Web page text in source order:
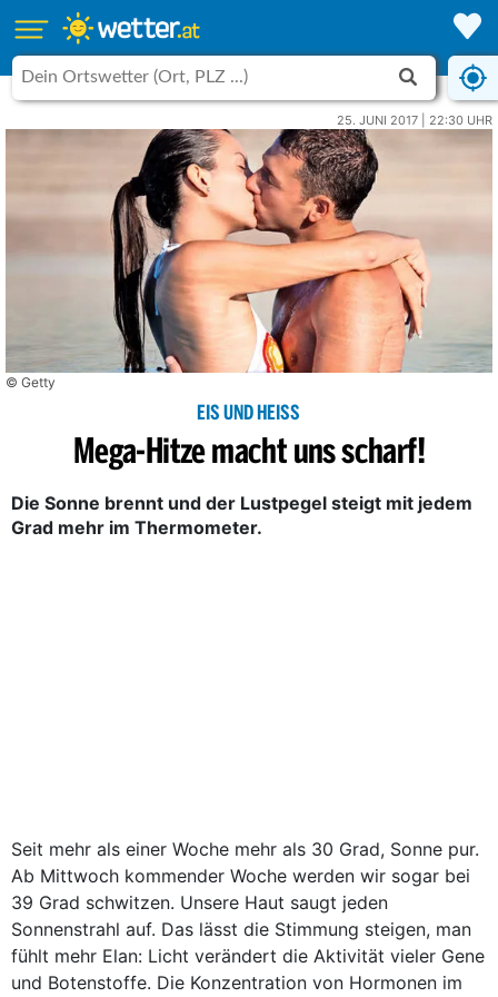
25. JUNI 2017 | 22:30 UHR
© Getty
EIS UND HEISS
Mega-Hitze macht uns scharf!
Die Sonne brennt und der Lustpegel steigt mit jedem
Grad mehr im Thermometer.
Seit mehr als einer Woche mehr als 30 Grad, Sonne pur.
Ab Mittwoch kommender Woche werden wir sogar bei
39 Grad schwitzen. Unsere Haut saugt jeden
Sonnenstrahl auf. Das lässt die Stimmung steigen, man
fühlt mehr Elan: Licht verändert die Aktivität vieler Gene
und Botenstoffe. Die Konzentration von Hormonen im